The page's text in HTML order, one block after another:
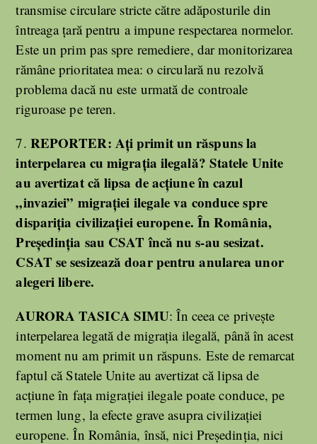
transmise circulare stricte către adăposturile din
întreaga țară pentru a impune respectarea normelor.
Este un prim pas spre remediere, dar monitorizarea
rămâne prioritatea mea: o circulară nu rezolvă
problema dacă nu este urmată de controale
riguroase pe teren.
7. REPORTER: Ați primit un răspuns la
interpelarea cu migrația ilegală? Statele Unite
au avertizat că lipsa de acțiune în cazul
„invaziei” migrației ilegale va conduce spre
dispariția civilizației europene. În România,
Președinția sau CSAT încă nu s-au sesizat.
CSAT se sesizează doar pentru anularea unor
alegeri libere.
AURORA TASICA SIMU: În ceea ce privește
interpelarea legată de migrația ilegală, până în acest
moment nu am primit un răspuns. Este de remarcat
faptul că Statele Unite au avertizat că lipsa de
acțiune în fața migrației ilegale poate conduce, pe
termen lung, la efecte grave asupra civilizației
europene. În România, însă, nici Președinția, nici